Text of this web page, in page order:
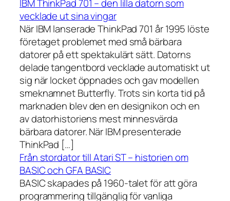
IBM ThinkPad 701 – den lilla datorn som
vecklade ut sina vingar
När IBM lanserade ThinkPad 701 år 1995 löste
företaget problemet med små bärbara
datorer på ett spektakulärt sätt. Datorns
delade tangentbord vecklade automatiskt ut
sig när locket öppnades och gav modellen
smeknamnet Butterfly. Trots sin korta tid på
marknaden blev den en designikon och en
av datorhistoriens mest minnesvärda
bärbara datorer. När IBM presenterade
ThinkPad […]
Från stordator till Atari ST – historien om
BASIC och GFA BASIC
BASIC skapades på 1960-talet för att göra
programmering tillgänglig för vanliga